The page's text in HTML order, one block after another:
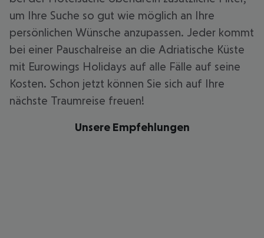
um Ihre Suche so gut wie möglich an Ihre
persönlichen Wünsche anzupassen. Jeder kommt
bei einer Pauschalreise an die Adriatische Küste
mit Eurowings Holidays auf alle Fälle auf seine
Kosten. Schon jetzt können Sie sich auf Ihre
nächste Traumreise freuen!
Unsere Empfehlungen